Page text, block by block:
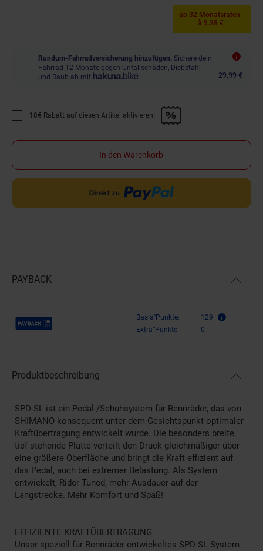
ab 32 Monatsraten
à 9.28 €
Rundum-Fahrradversicherung hinzufügen. Sichere dein
Fahrrad 12 Monate gegen Unfallschäden, Diebstahl
und Raub ab mit
29,99 €
Promotion "18€ Rabatt auf diesen Artikel aktivieren!" anwenden
18€ Rabatt auf diesen Artikel aktivieren!
In den Warenkorb
PAYBACK
Payback Punkte Basis°Punkte:
129
Extra°Punkte:
0
Produktbeschreibung
SPD-SL ist ein Pedal-/Schuhsystem für Rennräder, das von
SHIMANO konsequent unter dem Gesichtspunkt optimaler
Kraftübertragung entwickelt wurde. Die besonders breite,
tief stehende Platte verteilt den Druck gleichmäßiger über
eine größere Oberfläche und bringt die Kraft effizient auf
das Pedal, auch bei extremer Belastung. Als System
entwickelt, Rider Tuned, mehr Ausdauer auf der
Langstrecke. Mehr Komfort und Spaß!
EFFIZIENTE KRAFTÜBERTRAGUNG
Unser speziell für Rennräder entwickeltes SPD-SL System